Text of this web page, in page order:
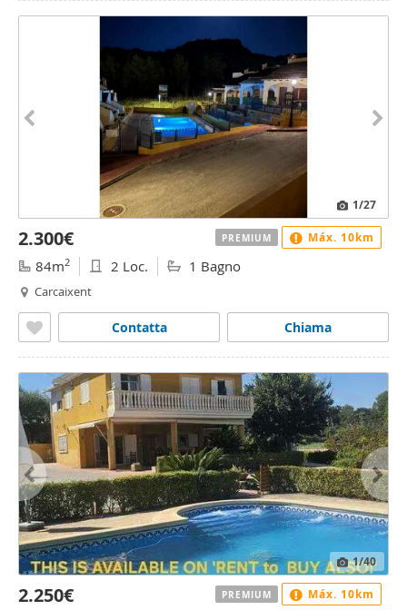
1/27
2.300€
84m2 2 Loc. 1 Bagno
Carcaixent
Chiama
Contatta
PREMIUM Máx. 10km
1/40
2.250€ PREMIUM Máx. 10km